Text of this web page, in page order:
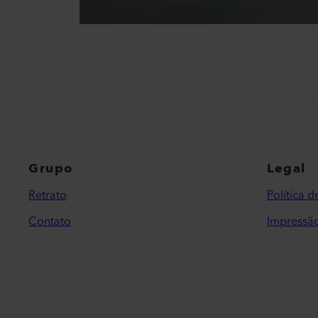
Grupo
Retrato
Contato
Legal
Política